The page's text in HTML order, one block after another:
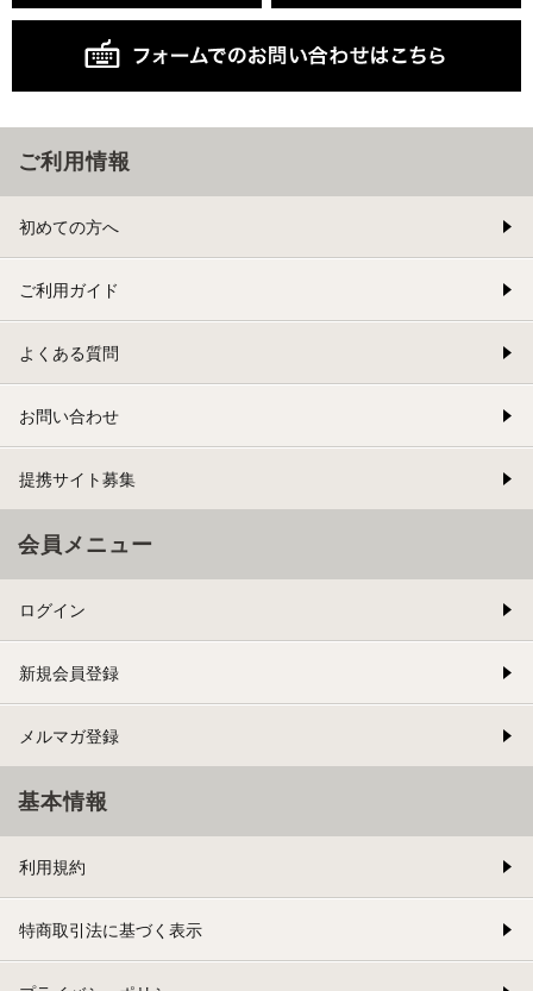
ご利用情報
初めての方へ
ご利用ガイド
よくある質問
お問い合わせ
提携サイト募集
会員メニュー
ログイン
新規会員登録
メルマガ登録
基本情報
利用規約
特商取引法に基づく表示